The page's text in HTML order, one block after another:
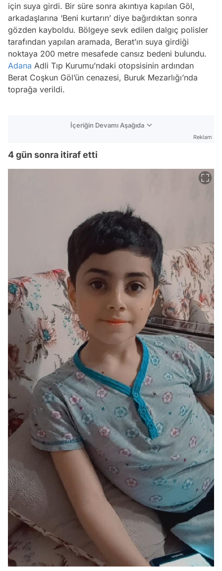
için suya girdi. Bir süre sonra akıntıya kapılan Göl,
arkadaşlarına ‘Beni kurtarın’ diye bağırdıktan sonra
gözden kayboldu. Bölgeye sevk edilen dalgıç polisler
tarafından yapılan aramada, Berat’ın suya girdiği
noktaya 200 metre mesafede cansız bedeni bulundu.
Adana Adli Tıp Kurumu’ndaki otopsisinin ardından
Berat Coşkun Göl’ün cenazesi, Buruk Mezarlığı’nda
toprağa verildi.
İçeriğin Devamı Aşağıda
Reklam
4 gün sonra itiraf etti